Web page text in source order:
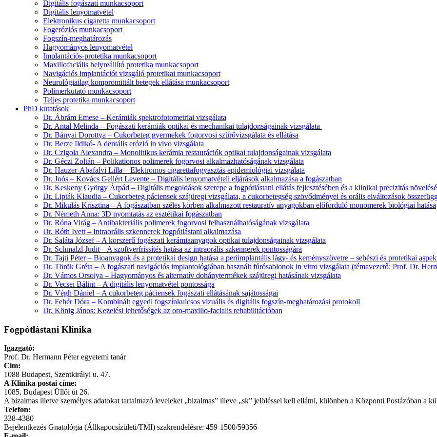
Digitális fogászati munkacsoport
Digitális lenyomatvétel
Elektronikus cigaretta munkacsoport
Fogeróziós munkacsoport
Fogszín-meghatározás
Hagyományos lenyomatvétel
Implantációs-protetika munkacsoport
Maxillofaciális helyreállító protetika munkacsoport
Navigációs implantációt vizsgáló protetikai munkacsoport
Neurológiailag kompromittált betegek ellátása munkacsoport
Polimerkutató munkacsoport
Teljes protetika munkacsoport
PhD kutatások
Dr. Ábrám Emese – Kerámiák spektrofotometriai vizsgálata
Dr. Antal Melinda – Fogászati kerámiák optikai és mechanikai tulajdonságainak vizsgálata
Dr. Bányai Dorottya – Cukorbeteg gyermekek fogorvosi szűrővizsgálata és ellátása
Dr. Berze Ildikó- A dentális erózió in vivo vizsgálata
Dr. Czigola Alexandra – Monolitikus kerámia restaurációk optikai tulajdonságainak vizsgálata
Dr. Géczi Zoltán – Polikationos polimerek fogorvosi alkalmazhatóságának vizsgálata
Dr. Hauzer-Abafalvi Lilla – Elektromos cigarettafogyasztás epidemiológiai vizsgálata
Dr. Joós – Kovács Gellért Levente – Digitális lenyomatvételi eljárások alkalmazása a fogászatban
Dr. Keskeny György Árpád – Digitális megoldások szerepe a fogpótlástani ellátás fejlesztésében és a klinikai precizitás
Dr. Lipták Klaudia – Cukorbeteg páciensek szájüregi vizsgálata, a cukorbetegség szövődményei és orális elváltozások
Dr. Mikulás Krisztina – A fogászatban széles körben alkalmazott restauratív anyagokban előforduló monomerek biológiai hatása
Dr. Németh Anna: 3D nyomtatás az esztétikai fogászatban
Dr. Róna Virág – Antibakteriális polimerek fogorvosi felhasználhatóságának vizsgálata
Dr. Róth Ivett – Intraorális szkennerek fogpótlástani alkalmazása
Dr. Saláta József – A korszerű fogászati kerámiaanyagok optikai tulajdonságainak vizsgálata
Dr. Schmalzl Judit – A szoftverfrissítés hatása az intraorális szkennerek pontosságára
Dr. Tajti Péter – Bioanyagok és a protetikai design hatása a periimplantális lágy- és keményszövetre – sebészi és protetikai
Dr. Török Gréta – A fogászati navigációs implantológiában használt fúrósablonok in vitro vizsgálata (témavezető: Prof. Dr.
Dr. Vámos Orsolya – Hagyományos és alternatív dohánytermékek szájüregi hatásának vizsgálata
Dr. Vecsei Bálint – A digitális lenyomatvétel pontossága
Dr. Végh Dániel – A cukorbeteg páciensek fogászati ellátásának sajátosságai
Dr. Fehér Dóra – Kombinált egyedi fogszínkulcsos vizuális és digitális fogszín-meghatározási protokoll
Dr. König János: Kezelési lehetőségek az oro-maxillo-facialis rehabilitációban
Fogpótlástani Klinika
Igazgató:
Prof. Dr. Hermann Péter egyetemi tanár
Cím:
1088 Budapest, Szentkirályi u. 47.
A Klinika postai címe:
1085, Budapest Üllői út 26.
A bizalmas illetve személyes adatokat tartalmazó leveleket „bizalmas” illeve „sk” jelöléssel kell ellátni, különben a Központi Postázóban a
Telefon:
338-4380
Bejelentkezés Gnatológia (Állkapocsízületi/TMI) szakrendelésre: 459-1500/59356